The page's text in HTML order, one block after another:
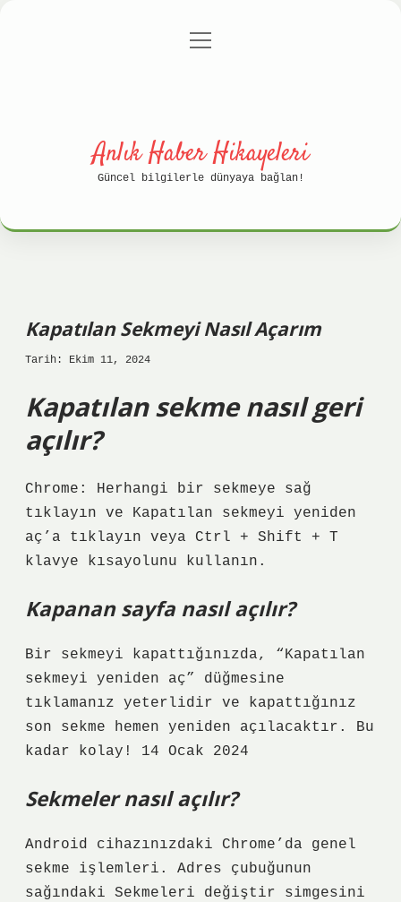
Gizlilik Politikası
menüyü
Anlık Haber Hikayeleri
Güncel bilgilerle dünyaya bağlan!
Kapatılan Sekmeyi Nasıl Açarım
Tarih: Ekim 11, 2024
Kapatılan sekme nasıl geri
açılır?
Chrome: Herhangi bir sekmeye sağ
tıklayın ve Kapatılan sekmeyi yeniden
aç’a tıklayın veya Ctrl + Shift + T
klavye kısayolunu kullanın.
Kapanan sayfa nasıl açılır?
Bir sekmeyi kapattığınızda, “Kapatılan
sekmeyi yeniden aç” düğmesine
tıklamanız yeterlidir ve kapattığınız
son sekme hemen yeniden açılacaktır. Bu
kadar kolay! 14 Ocak 2024
Sekmeler nasıl açılır?
Android cihazınızdaki Chrome’da genel
sekme işlemleri. Adres çubuğunun
sağındaki Sekmeleri değiştir simgesini